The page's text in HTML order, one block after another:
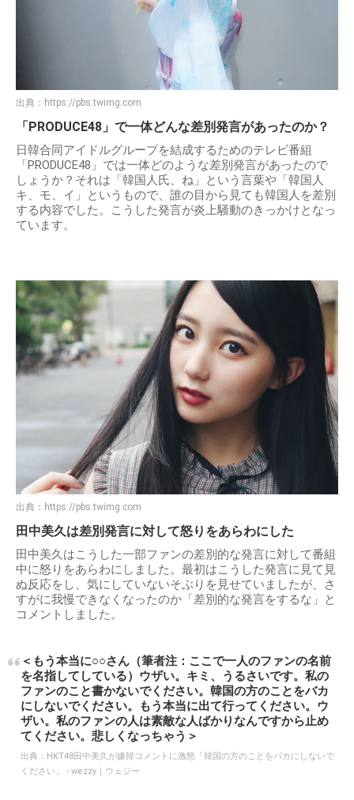
出典： https://pbs.twimg.com
「PRODUCE48」で一体どんな差別発言があったのか？
日韓合同アイドルグループを結成するためのテレビ番組
「PRODUCE48」では一体どのような差別発言があったので
しょうか？それは「韓国人氏、ね」という言葉や「韓国人
キ、モ、イ」というもので、誰の目から見ても韓国人を差別
する内容でした。こうした発言が炎上騒動のきっかけとなっ
ています。
出典： https://pbs.twimg.com
田中美久は差別発言に対して怒りをあらわにした
田中美久はこうした一部ファンの差別的な発言に対して番組
中に怒りをあらわにしました。最初はこうした発言に見て見
ぬ反応をし、気にしていないそぶりを見せていましたが、さ
すがに我慢できなくなったのか「差別的な発言をするな」と
コメントしました。
＜もう本当に○○さん（筆者注：ここで一人のファンの名前
を名指してしている）ウザい。キミ、うるさいです。私の
ファンのこと書かないでください。韓国の方のことをバカ
にしないでください。もう本当に出て行ってください。ウ
ザい。私のファンの人は素敵な人ばかりなんですから止め
てください。悲しくなっちゃう＞
出典： HKT48田中美久が嫌韓コメントに激怒「韓国の方のことをバカにしないで
ください」 - wezzy｜ウェジー